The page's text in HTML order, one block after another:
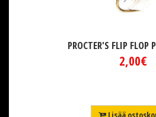
PROCTER'S FLIP
2,00€